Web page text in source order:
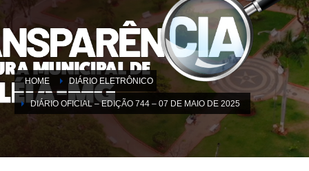
HOME DIÁRIO ELETRÔNICO
DIÁRIO OFICIAL – EDIÇÃO 744 – 07 DE MAIO DE 2025